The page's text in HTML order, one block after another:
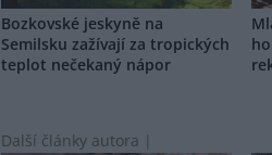
Bozkovské jeskyně na
Semilsku zažívají za tropických
teplot nečekaný nápor
Další články autora |